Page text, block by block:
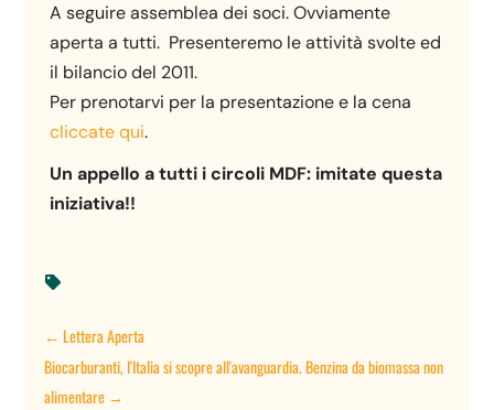
A seguire assemblea dei soci. Ovviamente
aperta a tutti. Presenteremo le attività svolte ed
il bilancio del 2011.
Per prenotarvi per la presentazione e la cena
cliccate qui.
Un appello a tutti i circoli MDF: imitate questa
iniziativa!!

←Lettera Aperta
Biocarburanti, l'Italia si scopre all'avanguardia. Benzina da biomassa non
alimentare →